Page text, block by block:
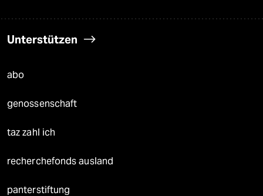
Unterstützen
abo
genossenschaft
taz zahl ich
recherchefonds ausland
panterstiftung